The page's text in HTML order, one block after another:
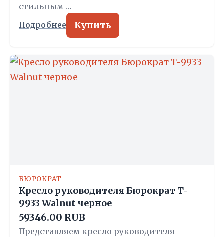
стильным …
Подробнее Купить
БЮРОКРАТ
Кресло руководителя Бюрократ T-
9933 Walnut черное
59346.00 RUB
Представляем кресло руководителя